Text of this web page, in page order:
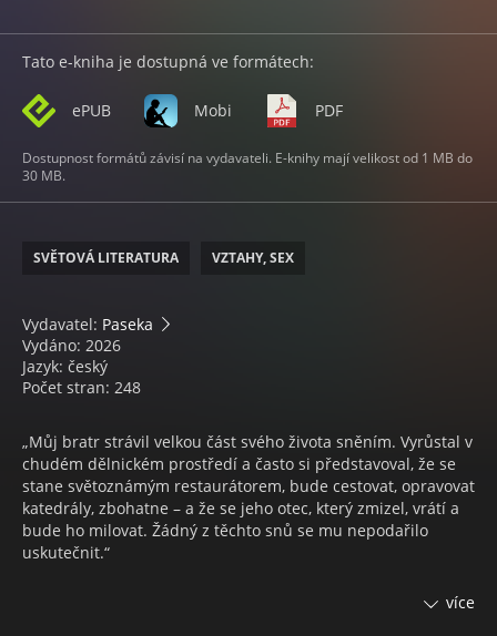
Tato e-kniha je dostupná ve formátech:
ePUB Mobi PDF
Dostupnost formátů závisí na vydavateli. E-knihy mají velikost od 1 MB do
30 MB.
SVĚTOVÁ LITERATURA VZTAHY, SEX
Vydavatel: Paseka
Vydáno: 2026
Jazyk: český
Počet stran: 248
„Můj bratr strávil velkou část svého života sněním. Vyrůstal v
chudém dělnickém prostředí a často si představoval, že se
stane světoznámým restaurátorem, bude cestovat, opravovat
katedrály, zbohatne – a že se jeho otec, který zmizel, vrátí a
bude ho milovat. Žádný z těchto snů se mu nepodařilo
uskutečnit.“
Všechno začíná smrtí: Ve věku 38 let byl Édouardův staršívíce